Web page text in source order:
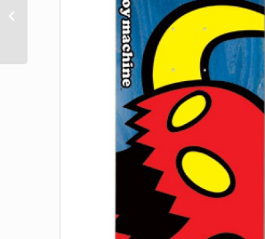
McGill Skull & Snake Green Fade 8.5″